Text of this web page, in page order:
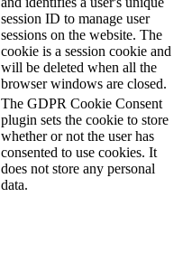
session ID to manage user
sessions on the website. The
cookie is a session cookie and
will be deleted when all the
browser windows are closed.
The GDPR Cookie Consent
plugin sets the cookie to store
whether or not the user has
consented to use cookies. It
does not store any personal
data.